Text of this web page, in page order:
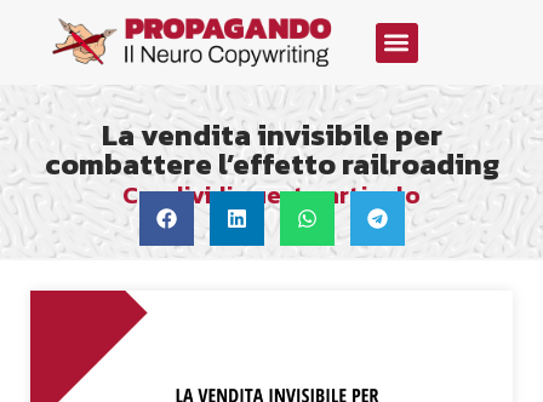
La vendita invisibile per
combattere l’effetto railroading
Condividi questo articolo